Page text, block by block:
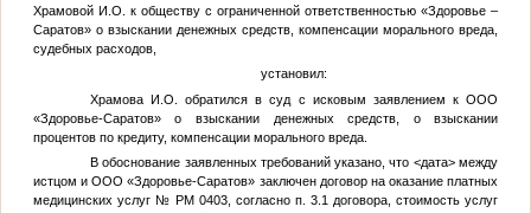
Храмовой И.О.
к обществу с ограниченной ответственностью «Здоровье –
Саратов» о взыскании денежных средств, компенсации морального вреда,
судебных расходов,
установил:
Храмова И.О. обратился в суд с исковым заявлением к ООО
«Здоровье-Саратов» о взыскании денежных средств, о взыскании
процентов по кредиту, компенсации морального вреда.
В обоснование заявленных требований указано, что <дата>между
истцом и ООО «Здоровье-Саратов» заключен договор на оказание платных
медицинских услуг № РМ 0403, согласно п. 3.1 договора, стоимость услуг